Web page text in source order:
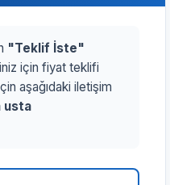
"Teklif İste"
için fiyat teklifi
aşağıdaki iletişim
usta